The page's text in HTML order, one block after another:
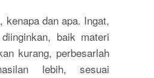
kenapa dan apa. Ingat,
baik materi
kurang, perbesarlah
lebih, sesuai